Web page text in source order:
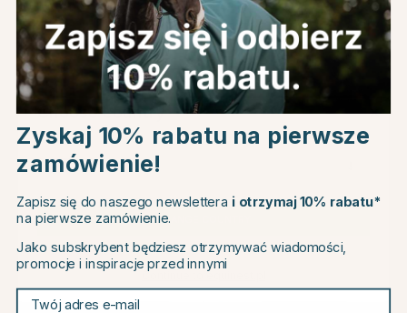
Informacje o produkcie
O producencie
Recenzje
Powiązane produkty
25
Choose country
EU
CHANGE COUNTRY
Continue to equinest.pl
Zyskaj 10% rabatu na pierwsze
zamówienie!
Zapisz się do naszego newslettera i otrzymaj 10% rabatu*
na pierwsze zamówienie.
Jako subskrybent będziesz otrzymywać wiadomości,
promocje i inspiracje przed innymi
Twój adres e-mail